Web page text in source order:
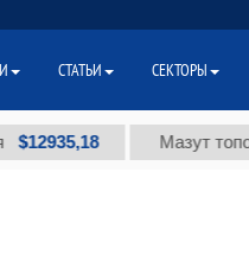
Мазут
СТАТЬИ СЕКТОРЫ